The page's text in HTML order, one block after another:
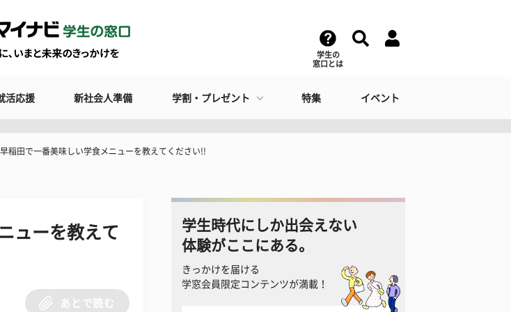
学生の
窓口とは
活応援 新社会人準備 学割・プレゼント 特集 イベント
早稲田で一番美味しい学食メニューを教えてください!!
ューを教えて
あとで読む
学生時代にしか出会えない
体験がここにある。
きっかけを届ける
学窓会員限定コンテンツが満載！